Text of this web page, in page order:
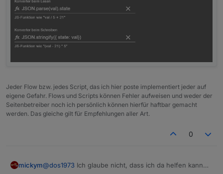
Jeder Flow bzw. jedes Script, das ich hier poste implementiert jeder auf
eigene Gefahr. Flows und Scripts können Fehler aufweisen und weder der
Seitenbetreiber noch ich persönlich können hierfür haftbar gemacht
werden. Das gleiche gilt für Empfehlungen aller Art.
0
mickym@dos1973 Ich glaube nicht, dass ich da helfen kann